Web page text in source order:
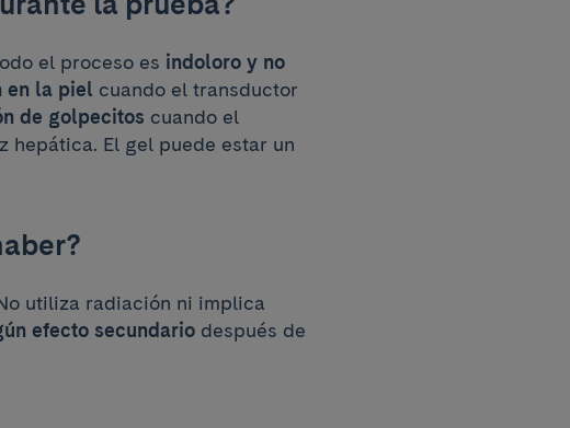
el proceso es indoloro y no
en la piel cuando el transductor
de golpecitos cuando el
El gel puede estar un
utiliza radiación ni implica
efecto secundariodespués de